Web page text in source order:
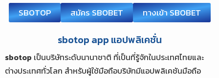
SBOTOP สมัคร SBOBET ทางเข้า SBOBET
sbotop app แอปพลิเคชั่น
sbotop เป็นบริษัทระดับนานาชาติ ที่เป็นที่รู้จักในประเทศไทยและ
ต่างประเทศทั่วโลก สำหรับผู้ใช้มือถือบริษัทมีแอปพลิเคชันมือถือ